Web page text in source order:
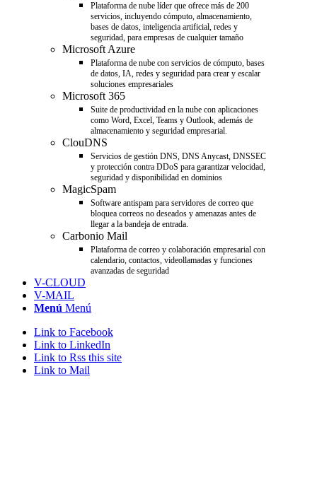
Plataforma de nube líder que ofrece más de 200
servicios, incluyendo cómputo, almacenamiento,
bases de datos, inteligencia artificial, redes y
seguridad, para empresas de cualquier tamaño
Microsoft Azure
Plataforma de nube con servicios de cómputo, bases
de datos, IA, redes y seguridad para crear y escalar
soluciones empresariales
Microsoft 365
Suite de productividad en la nube con aplicaciones
como Word, Excel, Teams y Outlook, además de
almacenamiento y seguridad empresarial.
ClouDNS
Servicios de gestión DNS, DNS Anycast, DNSSEC
y protección contra DDoS para garantizar velocidad,
seguridad y disponibilidad en dominios
MagicSpam
Software antispam para servidores de correo que
bloquea correos no deseados y amenazas antes de
llegar a la bandeja de entrada.
Carbonio Mail
Plataforma de correo y colaboración empresarial con
calendario, contactos, videollamadas y funciones
avanzadas de seguridad
V-CLOUD
V-MAIL
Menú Menú
Link to Facebook
Link to LinkedIn
Link to Rss this site
Link to Mail